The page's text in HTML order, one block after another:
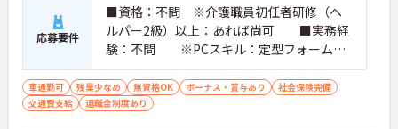
応募要件
■資格：不問 ※介護職員初任者研修（ヘ
ルパー2級）以上：あれば尚可 ■実務経
験：不問 ※PCスキル：定型フォームへ
の入力程度 ■普通自動車運転免許（AT
限定可）：あれば尚可
車通勤可 残業少なめ 無資格OK ボーナス・賞与あり
社会保険完備
交通費支給
退職金制度あり